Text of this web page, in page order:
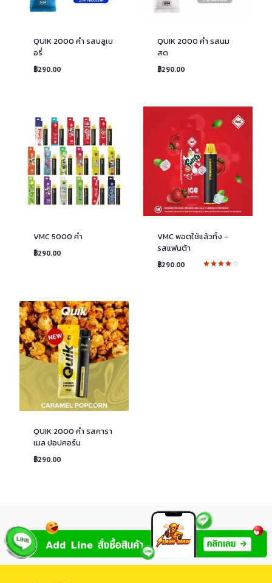
QUIK 2000 คำ รสบลูเบ
อรี่
฿290.00
QUIK 2000 คำ รสนม
สด
฿290.00
VMC 5000 คำ
฿290.00
VMC พอตใช้แล้วทิ้ง –
รสแฟนต้า
฿290.00
QUIK 2000 คำ รสคารา
เมล ปอปคอร์น
฿290.00